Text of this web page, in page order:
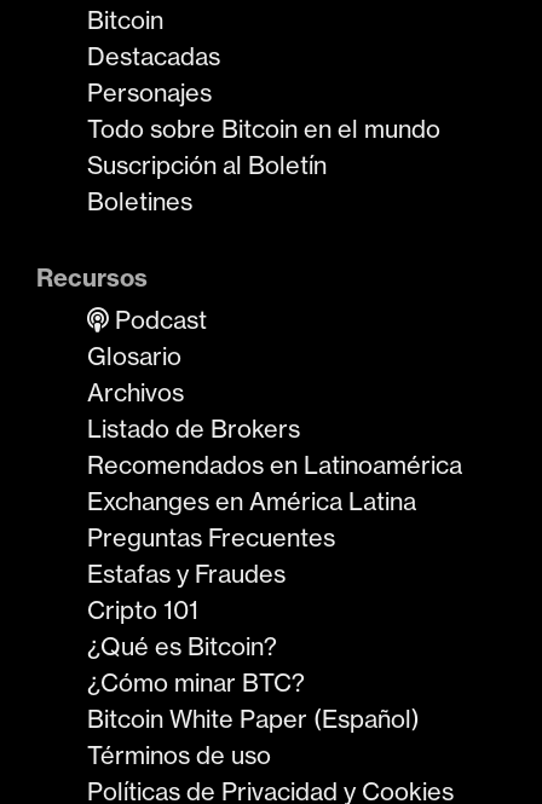
Bitcoin
Destacadas
Personajes
Todo sobre Bitcoin en el mundo
Suscripción al Boletín
Boletines
Recursos
Podcast
Glosario
Archivos
Listado de Brokers
Recomendados en Latinoamérica
Exchanges en América Latina
Preguntas Frecuentes
Estafas y Fraudes
Cripto 101
¿Qué es Bitcoin?
¿Cómo minar BTC?
Bitcoin White Paper (Español)
Términos de uso
Políticas de Privacidad y Cookies